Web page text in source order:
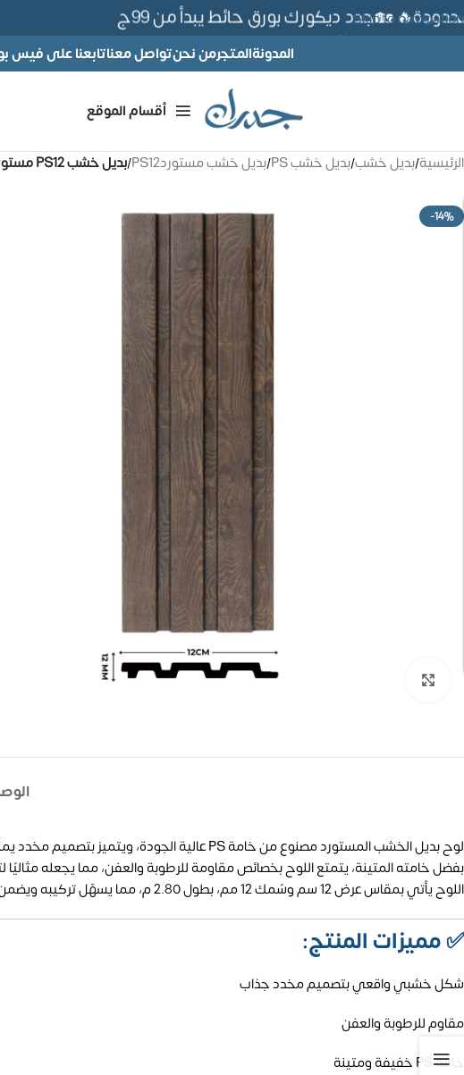
Skip to navigation
Skip to main content
🏡جدد ديكورك بورق حائط يبدأ من 99ج
المدونةالمتجرمن نحنتواصل معناتابعنا على فيس
أقسام الموقع
الرئيسية/بديل خشب/بديل خشب PS /بديل خشب مستوردPS12 /بديل خشب PS12 مستورد – كود AM1315-72
-14%
لوح بديل الخشب المستورد مصنوع من خامة PS عالية الجودة، ويتميز بتصميم مخدد يمنح الجدران لمسة ديكور فريدة تحاكي مظهر الخشب الطبيعي بواقعية عالية.
بفضل خامته المتينة، يتمتع اللوح بخصائص مقاومة للرطوبة والعفن، مما يجعله مثاليًا
اللوح يأتي بمقاس عرض 12 سم وسُمك 12 مم، بطول 2.80 م، مما يسهّل تركيبه ويضمن تغطية واسعة للمساحات بجودة واستمرارية.
✅مميزات المنتج:
شكل خشبي واقعي بتصميم مخدد جذاب
مقاوم للرطوبة والعفن
خامة PS خفيفة ومتينة